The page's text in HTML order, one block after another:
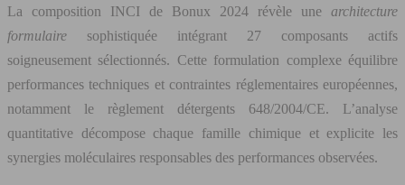
La composition INCI de Bonux 2024 révèle une architecture
formulaire sophistiquée intégrant 27 composants actifs
soigneusement sélectionnés. Cette formulation complexe équilibre
performances techniques et contraintes réglementaires européennes,
notamment le règlement détergents 648/2004/CE. L’analyse
quantitative décompose chaque famille chimique et explicite les
synergies moléculaires responsables des performances observées.